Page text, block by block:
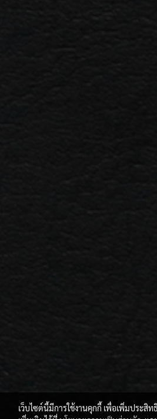
เว็บไซต์นี้มีการใช้งานคุกกี้ เพื่อเพิ่มประสิ